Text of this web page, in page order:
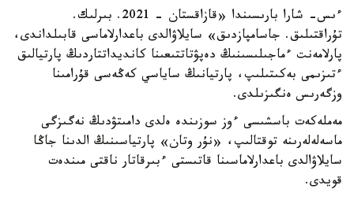
ءىس- شارا بارىسىندا «قازاقستان - 2021. بىرلىك.
تۇراقتىلىق. جاسامپازدىق» سايلاۋالدى باعدارلاماسى قابىلداندى،
پارلامەنت ءماجىلىسىنىڭ دەپۋتاتتىعىنا كانديداتتاردىڭ پارتيالىق
ءتىزىمى بەكىتىلىپ، پارتيانىڭ ساياسي كەڭەسى قۇرامىنا
وزگەرىس ەنگىزىلدى.
مەملەكەت باسشىسى ءوز سوزىندە ەلدى دامىتۋدىڭ نەگىزگى
ماسەلەلەرىنە توقتالىپ، «نۇر وتان» پارتياسىنىڭ الدىنا جاڭا
سايلاۋالدى باعدارلاماسىنا قاتىستى ءبىرقاتار ناقتى مىندەت
قويدى.